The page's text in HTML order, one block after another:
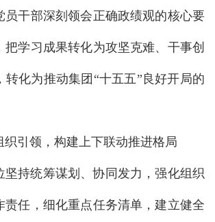
员干部深刻领会正确政绩观的核心要
把学习成果转化为攻坚克难、干事创
转化为推动集团“十五五”良好开局的
织引领，构建上下联动推进格局
坚持统筹谋划、协同发力，强化组织
责任，细化重点任务清单，建立健全